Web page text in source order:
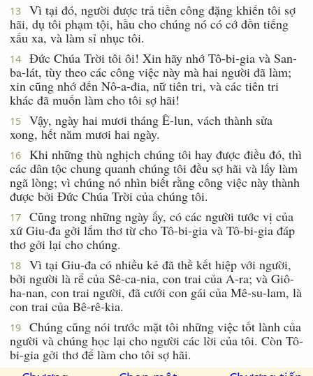
13
Vì tại đó, người được trả tiền công đặng khiến tôi sợ
hãi, dụ tôi phạm tội, hầu cho chúng nó có cớ đồn tiếng
xấu xa, và làm sỉ nhục tôi.
14
Ðức Chúa Trời tôi ôi! Xin hãy nhớ Tô-bi-gia và San-
ba-lát, tùy theo các công việc này mà hai người đã làm;
xin cũng nhớ đến Nô-a-đia, nữ tiên tri, và các tiên tri
khác đã muốn làm cho tôi sợ hãi!
15
Vậy, ngày hai mươi tháng Ê-lun, vách thành sửa
xong, hết năm mươi hai ngày.
16
Khi những thù nghịch chúng tôi hay được điều đó, thì
các dân tộc chung quanh chúng tôi đều sợ hãi và lấy làm
ngã lòng; vì chúng nó nhìn biết rằng công việc này thành
được bởi Ðức Chúa Trời của chúng tôi.
17
Cũng trong những ngày ấy, có các người tước vị của
xứ Giu-đa gởi lắm thơ từ cho Tô-bi-gia và Tô-bi-gia đáp
thơ gởi lại cho chúng.
18
Vì tại Giu-đa có nhiều kẻ đã thề kết hiệp với người,
bởi người là rể của Sê-ca-nia, con trai của A-ra; và Giô-
ha-nan, con trai người, đã cưới con gái của Mê-su-lam, là
con trai của Bê-rê-kia.
19
Chúng cũng nói trước mặt tôi những việc tốt lành của
người và chúng học lại cho người các lời của tôi. Còn Tô-
bi-gia gởi thơ để làm cho tôi sợ hãi.